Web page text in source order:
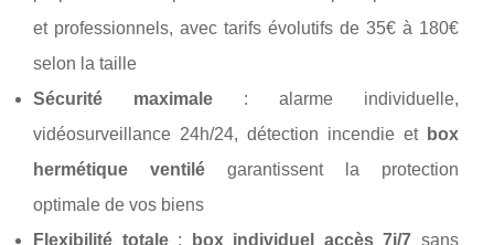
et professionnels, avec tarifs évolutifs de 35€ à 180€
selon la taille
Sécurité maximale: alarme individuelle,
vidéosurveillance 24h/24, détection incendie et box
hermétique ventilégarantissent la protection
optimale de vos biens
Flexibilité totale: box individuel accès 7j/7 sans